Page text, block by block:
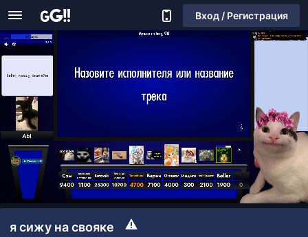
Вход / Регистрация
я сижу на свояке